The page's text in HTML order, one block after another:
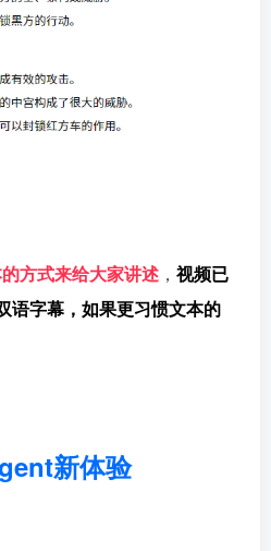
方式来给大家讲述 ， 视频已
语字幕，如果更习惯文本的
新体验